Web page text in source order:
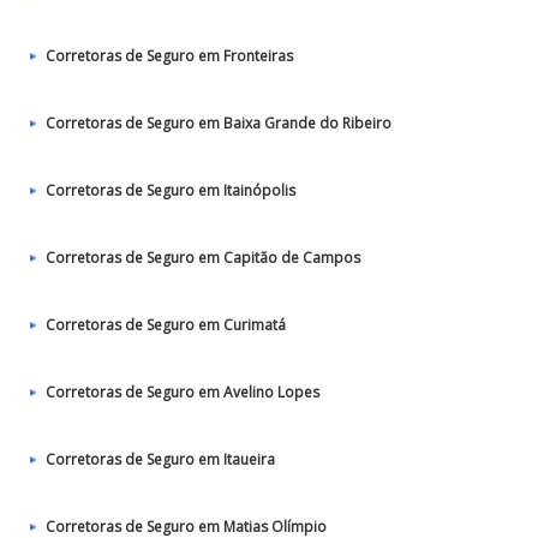
Corretoras de Seguro em Fronteiras
Corretoras de Seguro em Baixa Grande do Ribeiro
Corretoras de Seguro em Itainópolis
Corretoras de Seguro em Capitão de Campos
Corretoras de Seguro em Curimatá
Corretoras de Seguro em Avelino Lopes
Corretoras de Seguro em Itaueira
Corretoras de Seguro em Matias Olímpio